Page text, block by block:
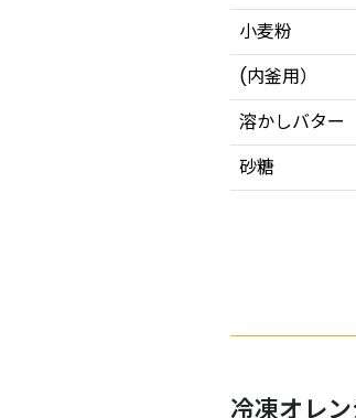
小麦粉
(内釜用）
溶かしバター
砂糖
冷凍オレ